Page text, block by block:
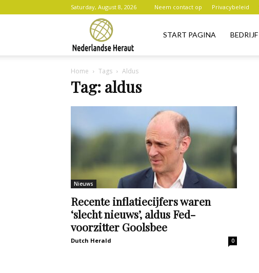
Saturday, August 8, 2026 Neem contact op Privacybeleid
Nederlandse
Heraut
START PAGINA BEDRIJF
Home Tags Aldus
Tag: aldus
Nieuws
Recente inflatiecijfers waren
‘slecht nieuws’, aldus Fed-
voorzitter Goolsbee
Dutch Herald 0